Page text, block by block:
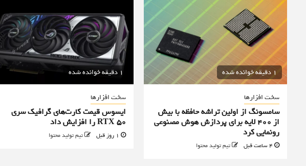
1 دقیقه خوانده شده
سخت افزارها
سامسونگ از اولین تراشه حافظه با بیش
از ۴۰۰ لایه برای پردازش هوش مصنوعی
رونمایی کرد
تیم تولید محتوا
1 دقیقه خوانده شده
سخت افزارها
ایسوس قیمت کارت‌های گرافیک سری
RTX 50 را افزایش داد
1 روز قبل تیم تولید محتوا